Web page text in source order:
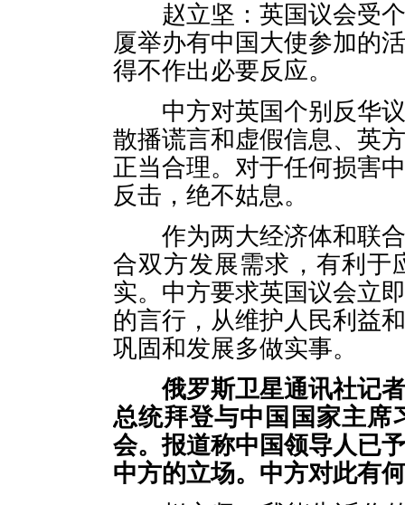
赵立坚：英国议会受个
厦举办有中国大使参加的
得不作出必要反应。
中方对英国个别反华议
散播谎言和虚假信息、英
正当合理。对于任何损害
反击，绝不姑息。
作为两大经济体和联合
合双方发展需求，有利于
实。中方要求英国议会立
的言行，从维护人民利益
巩固和发展多做实事。
俄罗斯卫星通讯社记
总统拜登与中国国家主席
会。报道称中国领导人已
中方的立场。中方对此有